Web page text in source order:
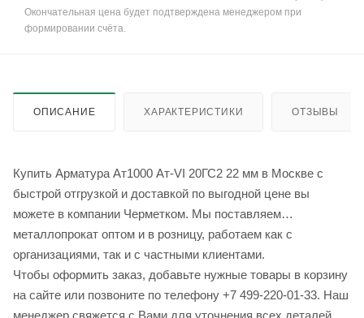
Окончательная цена будет подтверждена менеджером при
формировании счёта.
ОПИСАНИЕ ХАРАКТЕРИСТИКИ ОТЗЫВЫ
Купить Арматура Ат1000 Ат-VI 20ГС2 22 мм в Москве с
быстрой отгрузкой и доставкой по выгодной цене вы
можете в компании Черметком. Мы поставляем
металлопрокат оптом и в розницу, работаем как с
организациями, так и с частными клиентами.
Чтобы оформить заказ, добавьте нужные товары в корзину
на сайте или позвоните по телефону +7 499-220-01-33. Наш